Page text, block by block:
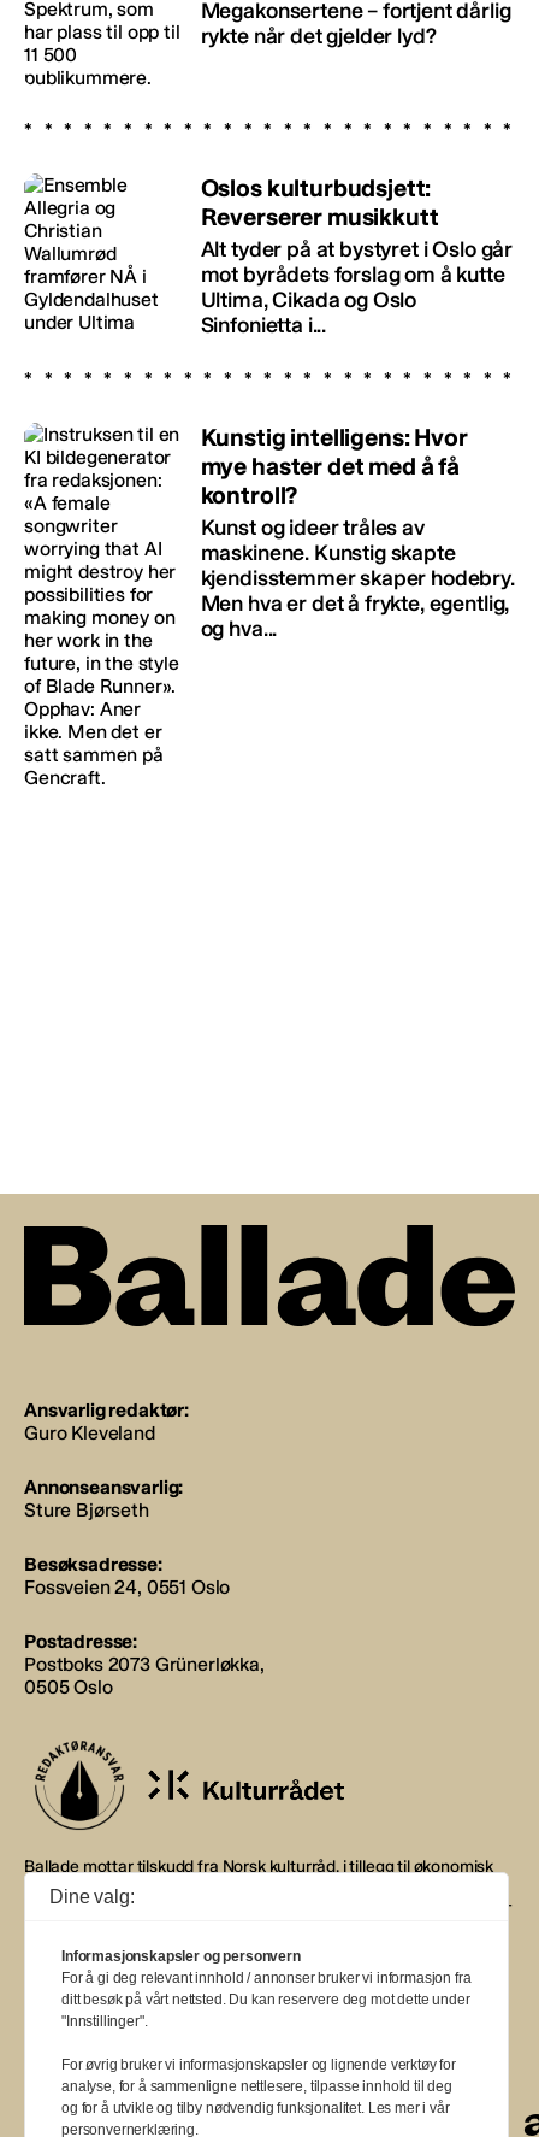
Megakonsertene – fortjent dårlig
rykte når det gjelder lyd?
Oslos kulturbudsjett:
Reverserer musikkutt
Alt tyder på at bystyret i Oslo går
mot byrådets forslag om å kutte
Ultima, Cikada og Oslo
Sinfonietta i...
Kunstig intelligens: Hvor
mye haster det med å få
kontroll?
Kunst og ideer tråles av
maskinene. Kunstig skapte
kjendisstemmer skaper hodebry.
Men hva er det å frykte, egentlig,
og hva...
Ansvarlig redaktør:
Guro Kleveland
Annonseansvarlig:
Sture Bjørseth
Besøksadresse:
Fossveien 24, 0551 Oslo
Postadresse:
Postboks 2073 Grünerløkka,
0505 Oslo
Ballade mottar tilskudd fra Norsk kulturråd, i tillegg til økonomisk
støtte fra eierne NOPA, Norsk komponistforening og
Musikkforleggerne. Ballade drives etter Redaktør- og Vær Varsom-
BALLADE — NORGES MUSIKKMAGASIN
aa aaa a a
Dine valg:
Informasjonskapsler og personvern
For å gi deg relevant innhold / annonser bruker vi informasjon fra
ditt besøk på vårt nettsted. Du kan reservere deg mot dette under
"Innstillinger".
For øvrig bruker vi informasjonskapsler og lignende verktøy for
analyse, for å sammenligne nettlesere, tilpasse innhold til deg
og for å utvikle og tilby nødvendig funksjonalitet. Les mer i vår
personvernerklæring.